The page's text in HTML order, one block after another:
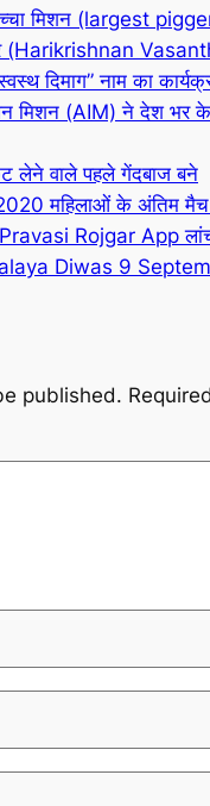
मिशन (largest
(Harikrishnan
दिमाग” नाम का
(AIM) ने देश भर के
लेने वाले पहले गेंदबाज बने
महिलाओं के अंतिम मैच में
Pravasi Rojgar App
Diwas 9
published.